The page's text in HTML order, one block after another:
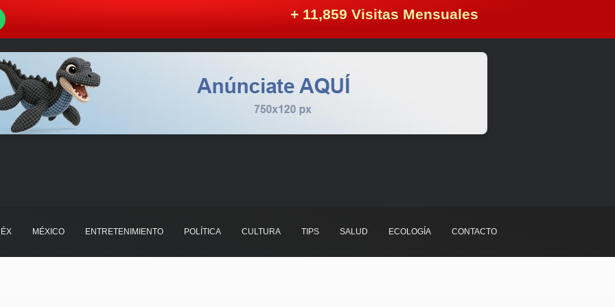
+ 11,859 Visitas Mensuales
MÉXICO ENTRETENIMIENTO POLÍTICA CULTURA TIPS SALUD ECOLOGÍA CONTACTO